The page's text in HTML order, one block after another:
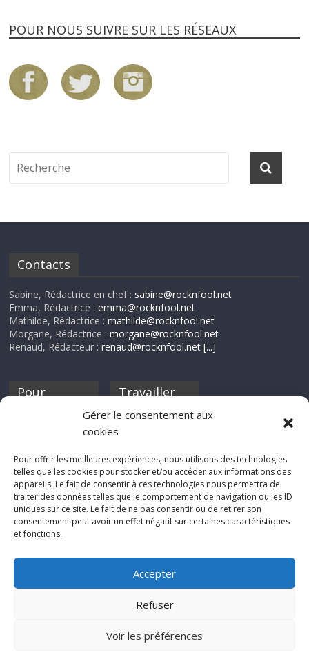
Gérer le consentement aux
cookies
Pour offrir les meilleures expériences, nous utilisons des technologies
telles que les cookies pour stocker et/ou accéder aux informations des
appareils. Le fait de consentir à ces technologies nous permettra de
traiter des données telles que le comportement de navigation ou les ID
uniques sur ce site. Le fait de ne pas consentir ou de retirer son
consentement peut avoir un effet négatif sur certaines caractéristiques
et fonctions.
Accepter
Refuser
Voir les préférences
POUR NOUS SUIVRE SUR LES RÉSEAUX
Contacts
Sabine, Rédactrice en chef : sabine@rocknfool.net
Emma, Rédactrice :emma@rocknfool.net
Mathilde, Rédactrice :mathilde@rocknfool.net
Morgane, Rédactrice :morgane@rocknfool.net
Renaud, Rédacteur :renaud@rocknfool.net [...]
Pour
discothèque
Travailler
Si tu souhaites
Rocknfool, n'hésite
pas à nous envoyer
tes chroniques de
concerts, de films,
séries ou des billets
d'humeur :
net